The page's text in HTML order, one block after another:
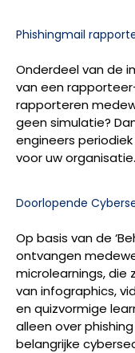
Phishingmail
Onderdeel van de
van een
rapporteren
geen simulatie?
engineers
voor uw organisatie.
Doorlopende
Op basis van de
ontvangen
microlearnings, die
van infographics,
en quizvormige
alleen over
belangrijke